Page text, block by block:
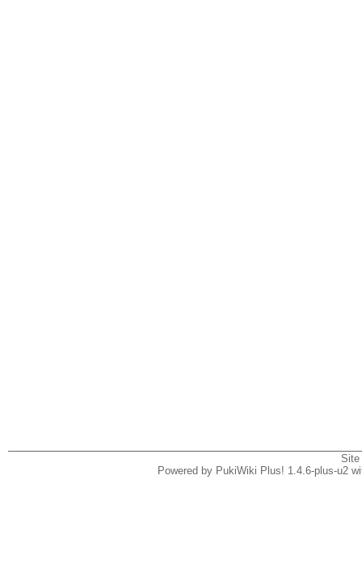
Powered by PukiWiki Plus! 1.4.6-plus-u2